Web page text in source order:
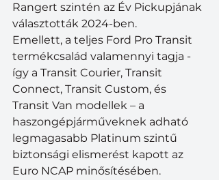
Rangert szintén az Év Pickupjának
választották 2024-ben.
Emellett, a teljes Ford Pro Transit
termékcsalád valamennyi tagja -
így a Transit Courier, Transit
Connect, Transit Custom, és
Transit Van modellek – a
haszongépjárműveknek adható
legmagasabb Platinum szintű
biztonsági elismerést kapott az
Euro NCAP minősítésében.